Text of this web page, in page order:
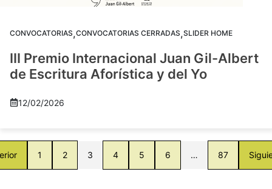
CONVOCATORIAS,CONVOCATORIAS CERRADAS,SLIDER HOME
III Premio Internacional Juan Gil-Albert
de Escritura Aforística y del Yo
12/02/2026
1 2 3 4 5 6 … 87